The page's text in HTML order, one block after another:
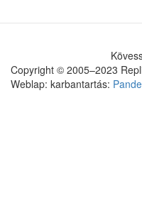
Copyright © 2005–2023
Weblap: karbantartás: